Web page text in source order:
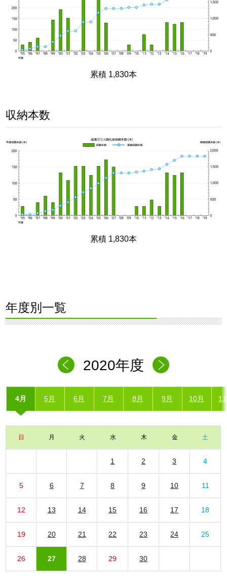
累積 1,830本
収納本数
累積 1,830本
年度別一覧
2020年度
4月 5月 6月 7月 8月 9月 10月
日 月 火 水 木 金 土
1 2 3 4
5 6 7 8 9 10 11
12 13 14 15 16 17 18
19 20 21 22 23 24 25
26 27 28 29 30